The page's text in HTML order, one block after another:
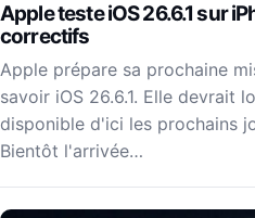
Apple teste iOS 26.6.1 sur
correctifs
Apple prépare sa prochaine
savoir iOS 26.6.1. Elle devrait
disponible d'ici les prochains
Bientôt l'arrivée…